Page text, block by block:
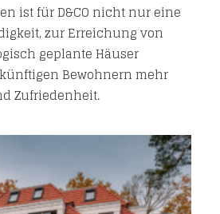
ist für D&CO nicht nur eine
zur Erreichung von
geplante Häuser
Bewohnern mehr
Zufriedenheit.